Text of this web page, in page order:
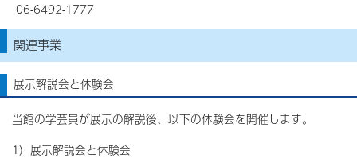
06-6492-1777
関連事業
展示解説会と体験会
当館の学芸員が展示の解説後、以下の体験会を開催します。
1）展示解説会と体験会